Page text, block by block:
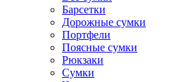
Барсетки
Дорожные сумки
Портфели
Поясные сумки
Рюкзаки
Сумки